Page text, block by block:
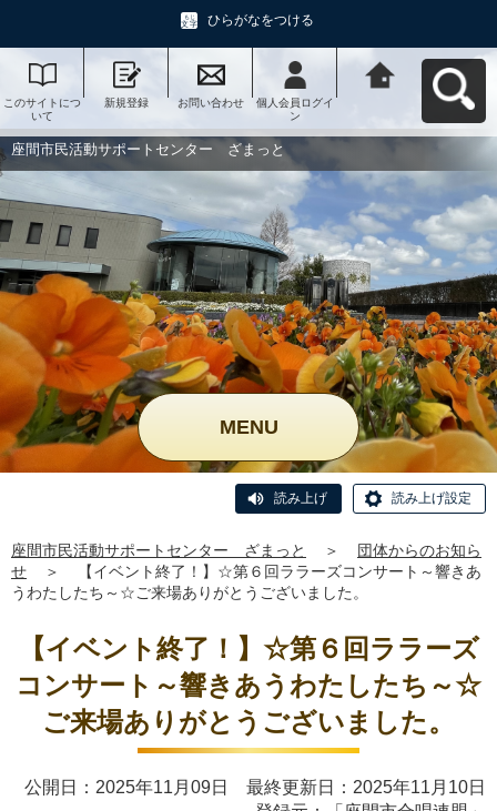
ひらがなをつける
このサイトにつ
いて
新規登録 お問い合わせ
個人会員ログイ
ン
ー ざまっとへ
座間市民活動サポートセンター ざまっと
MENU
読み上げ 読み上げ設定
座間市民活動サポートセンター ざまっと ＞
団体からのお知ら
せ
＞
【イベント終了！】☆第６回ララーズコンサート～響きあ
うわたしたち～☆ご来場ありがとうございました。
【イベント終了！】☆第６回ララーズ
コンサート～響きあうわたしたち～☆
ご来場ありがとうございました。
公開日：2025年11月09日 最終更新日：2025年11月10日